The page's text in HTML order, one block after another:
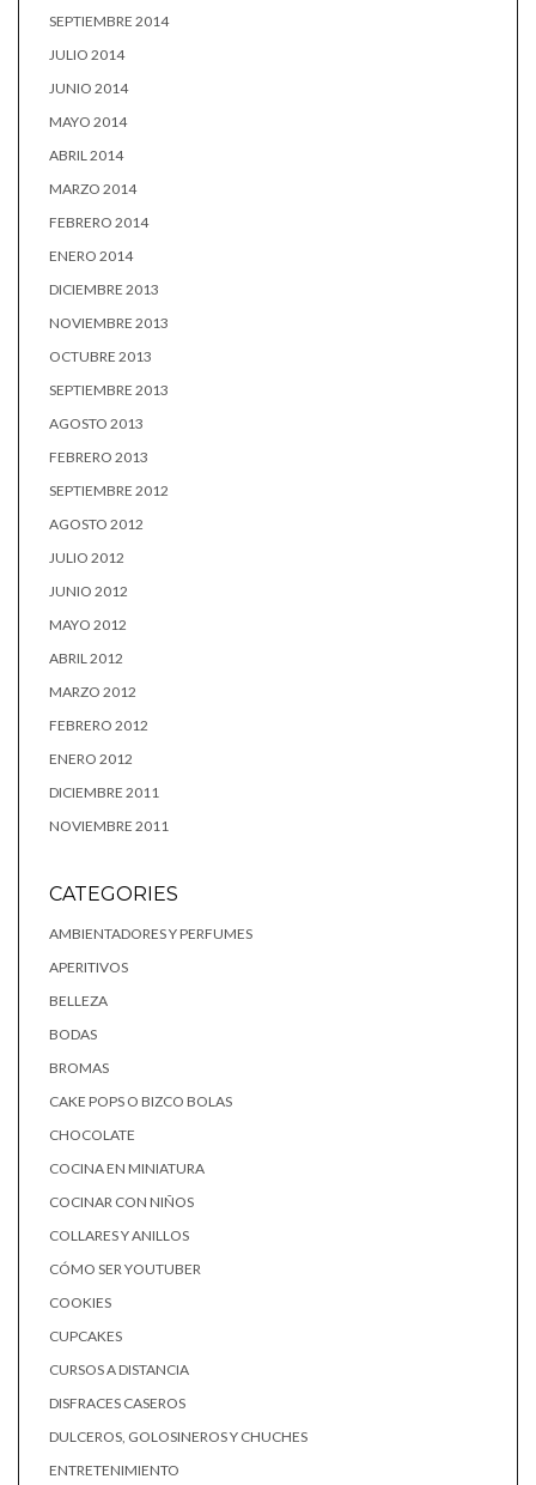
SEPTIEMBRE 2014
JULIO 2014
JUNIO 2014
MAYO 2014
ABRIL 2014
MARZO 2014
FEBRERO 2014
ENERO 2014
DICIEMBRE 2013
NOVIEMBRE 2013
OCTUBRE 2013
SEPTIEMBRE 2013
AGOSTO 2013
FEBRERO 2013
SEPTIEMBRE 2012
AGOSTO 2012
JULIO 2012
JUNIO 2012
MAYO 2012
ABRIL 2012
MARZO 2012
FEBRERO 2012
ENERO 2012
DICIEMBRE 2011
NOVIEMBRE 2011
CATEGORIES
AMBIENTADORES Y PERFUMES
APERITIVOS
BELLEZA
BODAS
BROMAS
CAKE POPS O BIZCO BOLAS
CHOCOLATE
COCINA EN MINIATURA
COCINAR CON NIÑOS
COLLARES Y ANILLOS
CÓMO SER YOUTUBER
COOKIES
CUPCAKES
CURSOS A DISTANCIA
DISFRACES CASEROS
DULCEROS, GOLOSINEROS Y CHUCHES
ENTRETENIMIENTO